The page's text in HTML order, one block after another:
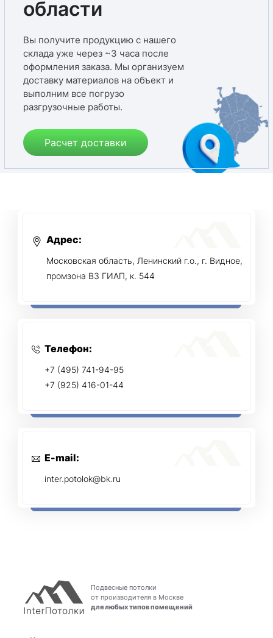
области
Вы получите продукцию с нашего
склада уже через ~3 часа после
оформления заказа. Мы организуем
доставку материалов на объект и
выполним все погрузо
разгрузочные работы.
Расчет доставки
Адрес:
Московская область, Ленинский г.о., г. Видное,
промзона ВЗ ГИАП, к. 544
Телефон:
+7 (495) 741-94-95
+7 (925) 416-01-44
E-mail:
inter.potolok@bk.ru
Подвесные потолки
от производителя в Москве
для любых типов помещений